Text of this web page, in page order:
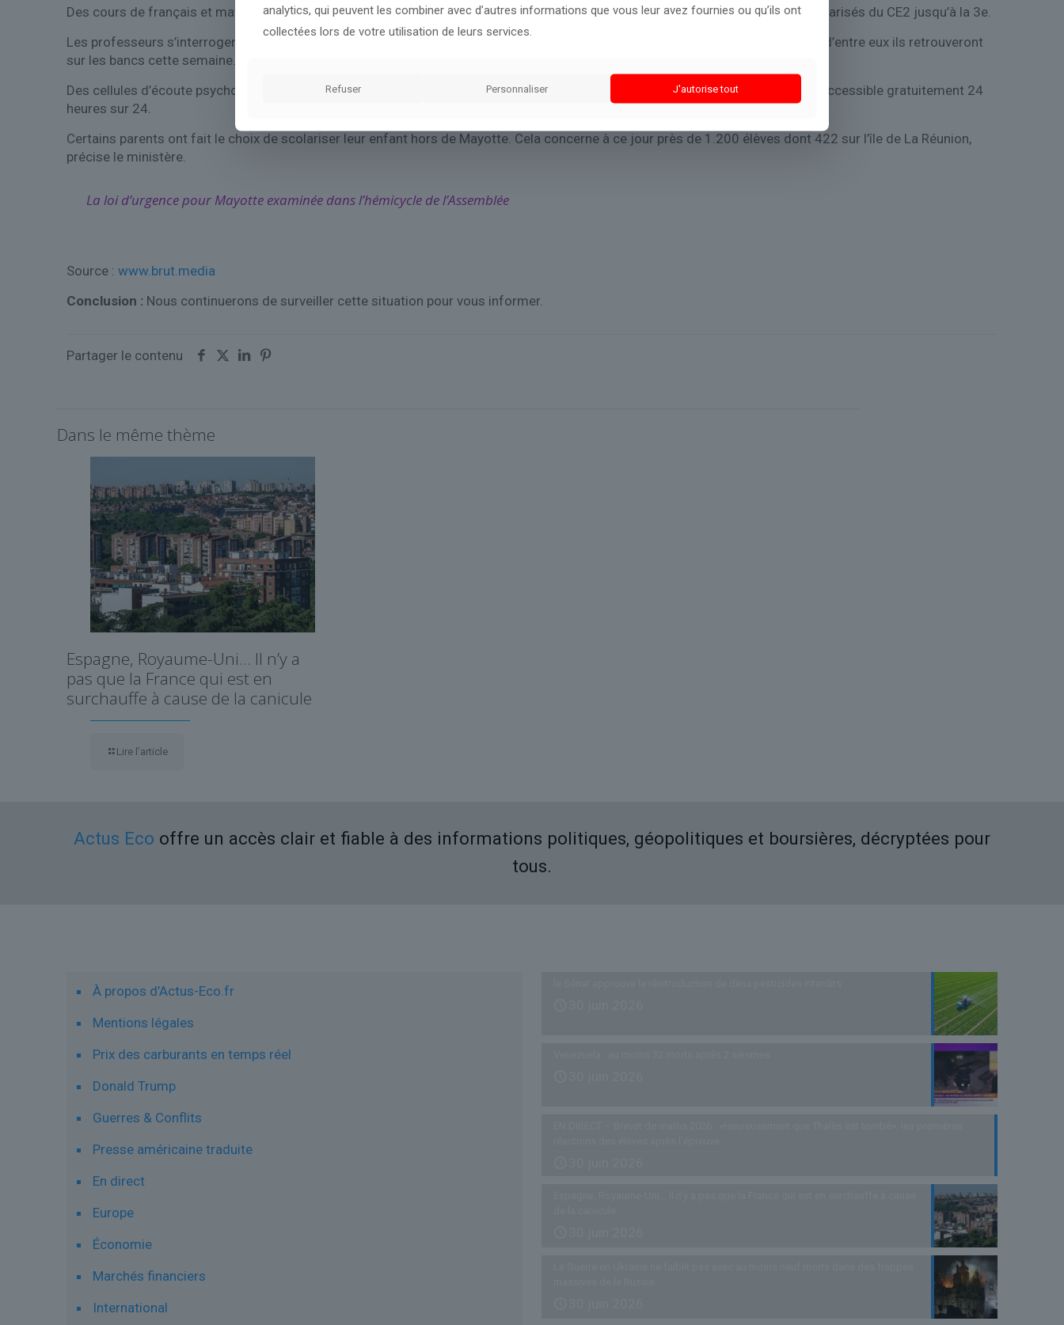
Des cours de français et mathématiques sont par ailleurs diffusés chaque jour sur la chaîne Mayotte la 1ère pour les élèves scolarisés du CE2 jusqu’à la 3e.
Les professeurs s’interrogent aussi sur l’état de traumatisme psychologique de leurs élèves et ne savent pas toujours combien d’entre eux ils retrouveront
sur les bancs cette semaine.
Des cellules d’écoute psychologique ont été mises en place dans trois collèges, tandis qu’un service d’écoute téléphonique est accessible gratuitement 24
heures sur 24.
Certains parents ont fait le choix de scolariser leur enfant hors de Mayotte. Cela concerne à ce jour près de 1.200 élèves dont 422 sur l’île de La Réunion,
précise le ministère.
La loi d’urgence pour Mayotte examinée dans l’hémicycle de l’Assemblée
Source : www.brut.media
Conclusion : Nous continuerons de surveiller cette situation pour vous informer.
Partager le contenu
Dans le même thème
Espagne, Royaume-Uni… Il n’y a
pas que la France qui est en
surchauffe à cause de la canicule
Lire l’article
Actus Eco offre un accès clair et fiable à des informations politiques, géopolitiques et boursières, décryptées pour
tous.
À propos d’Actus-Eco.fr
Mentions légales
Prix des carburants en temps réel
Donald Trump
Guerres & Conflits
Presse américaine traduite
En direct
Europe
Économie
Marchés financiers
International
analytics, qui peuvent les combiner avec d’autres informations que vous leur avez fournies ou qu’ils ont
collectées lors de votre utilisation de leurs services.
Refuser Personnaliser J'autorise tout